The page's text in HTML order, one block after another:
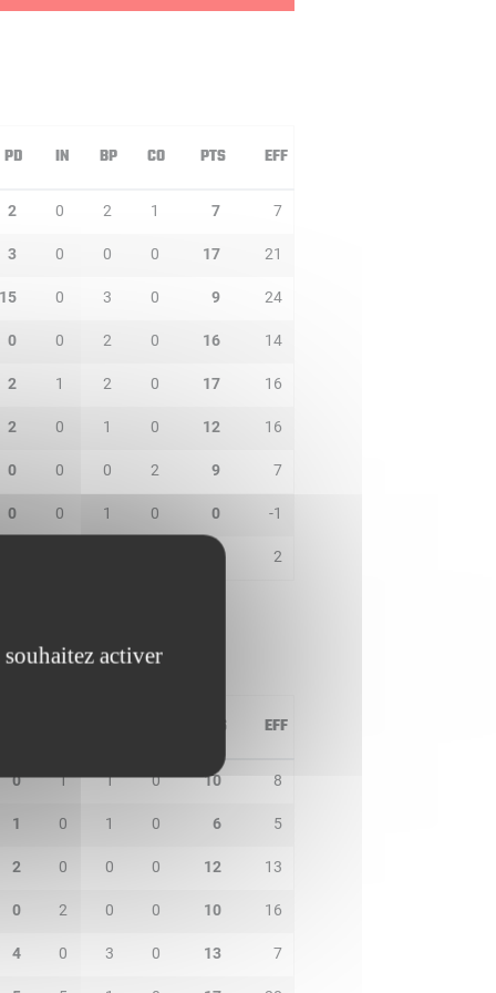
PD IN BP CO PTS EFF
2 0 2 1 7 7
3 0 0 0 17 21
15 0 3 0 9 24
0 0 2 0 16 14
2 1 2 0 17 16
2 0 1 0 12 16
0 0 0 2 9 7
0 0 1 0 0 -1
2
PTS EFF
0 1 1 0 10 8
1 0 1 0 6 5
2 0 0 0 12 13
0 2 0 0 10 16
4 0 3 0 13 7
activer